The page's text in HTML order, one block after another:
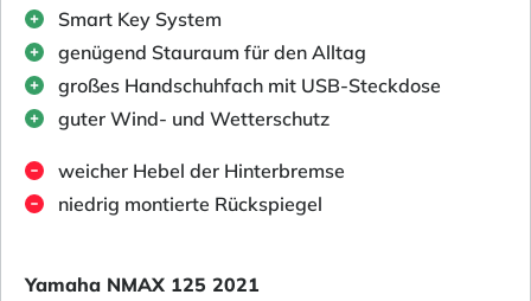
Smart Key System
genügend Stauraum für den Alltag
großes Handschuhfach mit USB-Steckdose
guter Wind- und Wetterschutz
weicher Hebel der Hinterbremse
niedrig montierte Rückspiegel
Yamaha NMAX 125 2021